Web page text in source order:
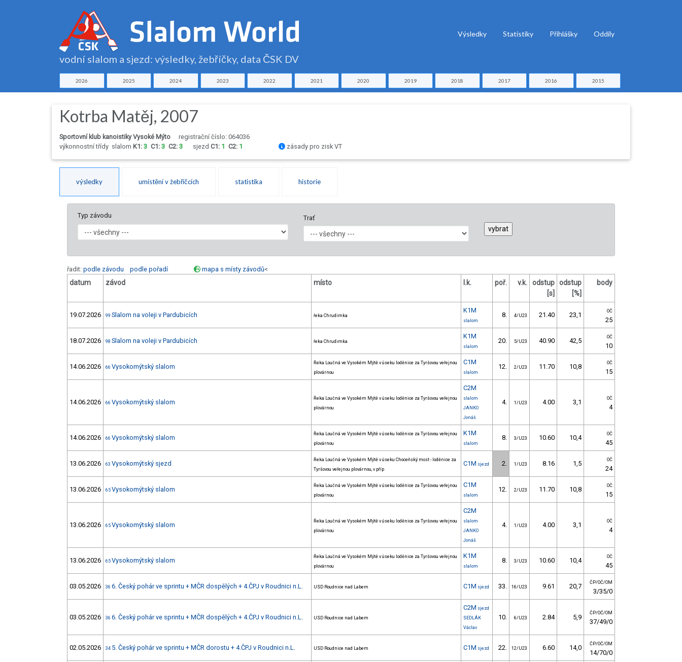
vodní slalom a sjezd: výsledky, žebříčky, data ČSK DV
Výsledky Statistiky Přihlášky Oddíly
2026 2025 2024 2023 2022 2021 2020 2019 2018 2017 2016 2015
Kotrba Matěj, 2007
Sportovní klub kanoistiky Vysoké Mýto
registrační číslo: 064036
výkonnostní třídy slalom K1: 3 C1: 3 C2: 3 sjezd C1: 1 C2: 1 zásady pro zisk VT
výsledky umístění v žebříčcích statistika historie
Typ závodu Trať
řadit: podle závodu podle pořadí mapa s místy závodů<
datum závod místo l.k. poř. v.k.
odstup
[s]
odstup
[%]
body
19.07.2026 99 Slalom na voleji v Pardubicích řeka Chrudimka
K1M
slalom
8. 4/U23 21.40 23,1 OČ
25
18.07.2026 98 Slalom na voleji v Pardubicích řeka Chrudimka
K1M
slalom
20. 5/U23 40.90 42,5 OČ
10
14.06.2026 66 Vysokomýtský slalom
Řeka Loučná ve Vysokém Mýtě v úseku loděnice za Tyršovou veřejnou
plovárnou
C1M
slalom
12. 2/U23 11.70 10,8 OČ
15
14.06.2026 66 Vysokomýtský slalom
Řeka Loučná ve Vysokém Mýtě v úseku loděnice za Tyršovou veřejnou
plovárnou
C2M
slalom
JANKO
Jonáš
4. 1/U23 4.00 3,1 OČ
4
14.06.2026 66 Vysokomýtský slalom
Řeka Loučná ve Vysokém Mýtě v úseku loděnice za Tyršovou veřejnou
plovárnou
K1M
slalom
8. 3/U23 10.60 10,4 OČ
45
13.06.2026 63 Vysokomýtský sjezd
Řeka Loučná ve Vysokém Mýtě v úseku Choceňský most - loděnice za
Tyršovou veřejnou plovárnou, v příp
C1M sjezd 2. 1/U23 8.16 1,5 OČ
24
13.06.2026 65 Vysokomýtský slalom
Řeka Loučná ve Vysokém Mýtě v úseku loděnice za Tyršovou veřejnou
plovárnou
C1M
slalom
12. 2/U23 11.70 10,8 OČ
15
13.06.2026 65 Vysokomýtský slalom
Řeka Loučná ve Vysokém Mýtě v úseku loděnice za Tyršovou veřejnou
plovárnou
C2M
slalom
JANKO
Jonáš
4. 1/U23 4.00 3,1 OČ
4
13.06.2026 65 Vysokomýtský slalom
Řeka Loučná ve Vysokém Mýtě v úseku loděnice za Tyršovou veřejnou
plovárnou
K1M
slalom
8. 3/U23 10.60 10,4 OČ
45
03.05.2026 36 6. Český pohár ve sprintu + MČR dospělých + 4.ČPJ v Roudnici n.L. USD Roudnice nad Labem C1M sjezd 33. 16/U23 9.61 20,7 ČP/OČ/OM
3/35/0
03.05.2026 36 6. Český pohár ve sprintu + MČR dospělých + 4.ČPJ v Roudnici n.L. USD Roudnice nad Labem
C2M sjezd
SEDLÁK
Václav
10. 6/U23 2.84 5,9
ČP/OČ/OM
37/49/0
02.05.2026 34 5. Český pohár ve sprintu + MČR dorostu + 4.ČPJ v Roudnici n.L. USD Roudnice nad Labem C1M sjezd 22. 12/U23 6.60 14,0 ČP/OČ/OM
14/70/0